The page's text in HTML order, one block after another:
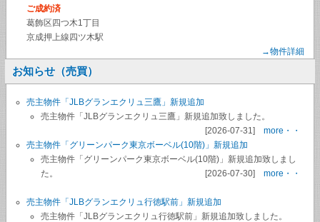
ご成約済
葛飾区四つ木1丁目
京成押上線四ツ木駅
→物件詳細
お知らせ（売買）
売主物件「JLBグランエクリュ三鷹」新規追加
売主物件「JLBグランエクリュ三鷹」新規追加致しました。
[2026-07-31] more・・
売主物件「グリーンパーク東京ボーベル(10階)」新規追加
売主物件「グリーンパーク東京ボーベル(10階)」新規追加致しまし
た。
[2026-07-30] more・・
売主物件「JLBグランエクリュ行徳駅前」新規追加
売主物件「JLBグランエクリュ行徳駅前」新規追加致しました。